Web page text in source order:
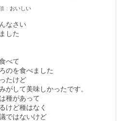
： おいしい
なさい
した
べて
のを食べました
たけど
がして美味しかったです。
種があって
けど種はなく
ではないけど